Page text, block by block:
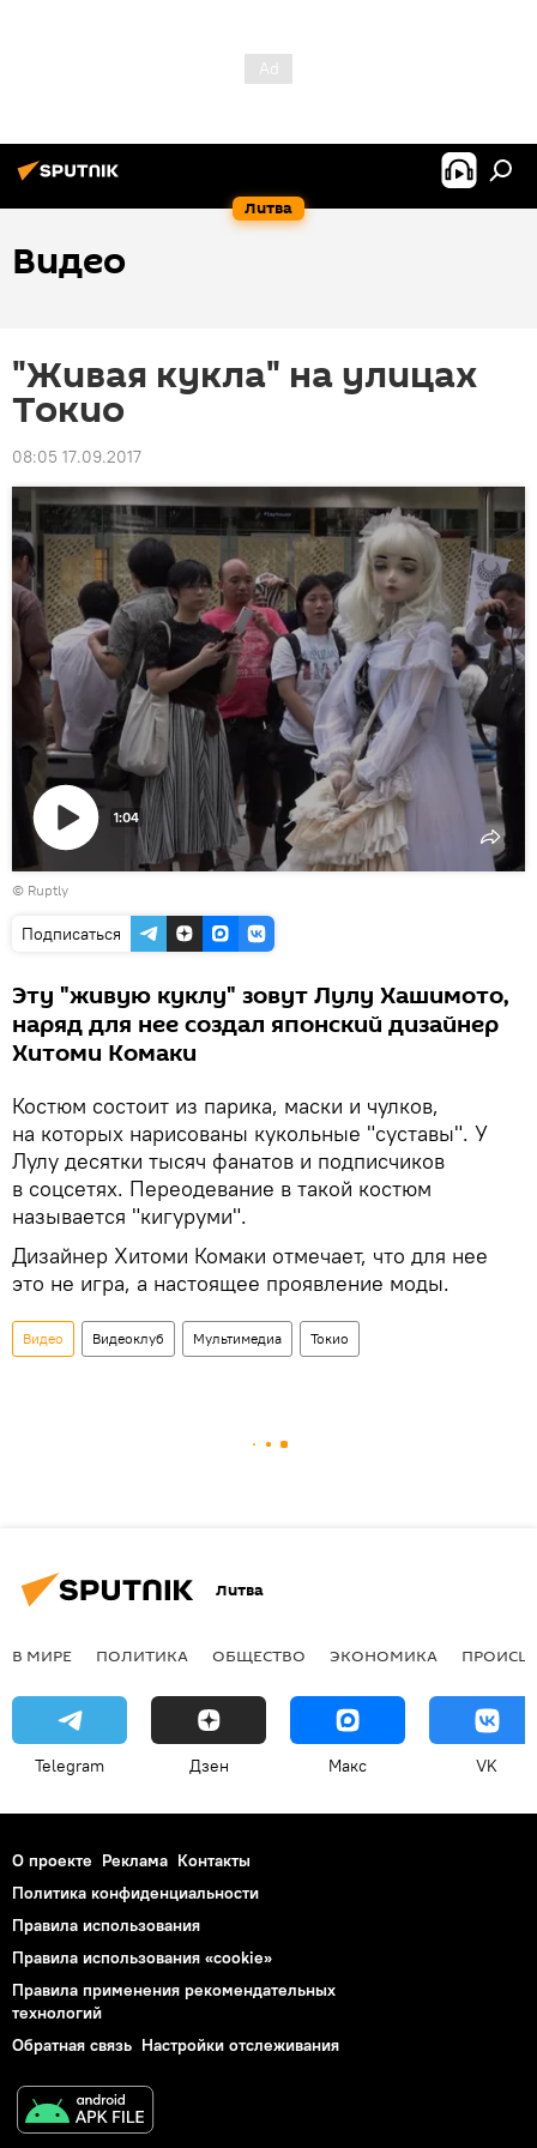
Литва
Видео
"Живая кукла" на улицах
Токио
08:05 17.09.2017
Воспроизвести
видео
1:04
© Ruptly
Подписаться
Эту "живую куклу" зовут Лулу Хашимото,
наряд для нее создал японский дизайнер
Хитоми Комаки
Костюм состоит из парика, маски и чулков,
на которых нарисованы кукольные "суставы". У
Лулу десятки тысяч фанатов и подписчиков
в соцсетях. Переодевание в такой костюм
называется "кигуруми".
Дизайнер Хитоми Комаки отмечает, что для нее
это не игра, а настоящее проявление моды.
Видео Видеоклуб Мультимедиа Токио
Литва
В МИРЕ ПОЛИТИКА ОБЩЕСТВО ЭКОНОМИКА
Telegram Дзен Макс VK
О проекте Реклама Контакты
Политика конфиденциальности
Правила использования
Правила использования «cookie»
Правила применения рекомендательных
технологий
Обратная связь Настройки отслеживания